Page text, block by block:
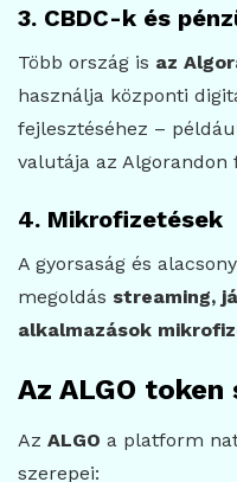
3. CBDC-k és
Több ország is az
használja központi
fejlesztéséhez –
valutája az Algorandon
4. Mikrofizetések
A gyorsaság és
megoldás streaming,
alkalmazások
Az ALGO token
Az ALGO a platform
szerepei: